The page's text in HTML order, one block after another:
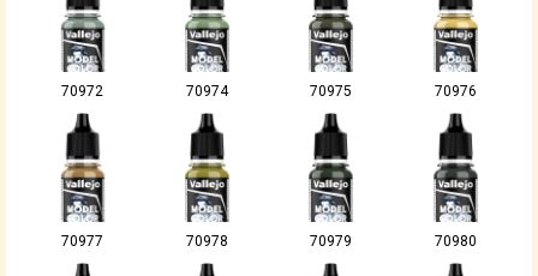
70972 70974 70975 70976
70977 70978 70979 70980